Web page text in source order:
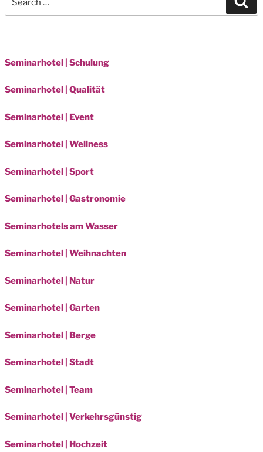
Seminarhotel | Schulung
Seminarhotel | Qualität
Seminarhotel | Event
Seminarhotel | Wellness
Seminarhotel | Sport
Seminarhotel | Gastronomie
Seminarhotels am Wasser
Seminarhotel | Weihnachten
Seminarhotel | Natur
Seminarhotel | Garten
Seminarhotel | Berge
Seminarhotel | Stadt
Seminarhotel | Team
Seminarhotel | Verkehrsgünstig
Seminarhotel | Hochzeit